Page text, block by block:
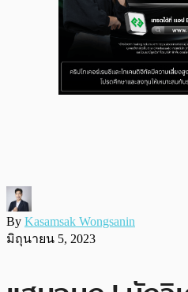
By Kasamsak Wongsanin
มิถุนายน 5, 2023